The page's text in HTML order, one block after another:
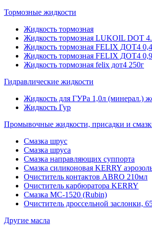
Тормозные жидкости
Жидкость тормозная
Жидкость тормозная LUKOIL DOT
Жидкость тормозная FELIX ДОТ4
Жидкость тормозная FELIX ДОТ4
Жидкость тормозная felix дот4 250г
Гидравлические жидкости
Жидкость для ГУРа 1,0л (минерал.)
Жидкость Гур
Промывочные жидкости, присадки и
Смазка шрус
Смазка шруса
Смазка направляющих суппорта
Смазка силиконовая KERRY
Очиститель контактов ABRO 210мл
Очиститель карбюратора KERRY
Смазка МС-1520 (Rubin)
Очиститель дроссельной заслонки,
Другие масла